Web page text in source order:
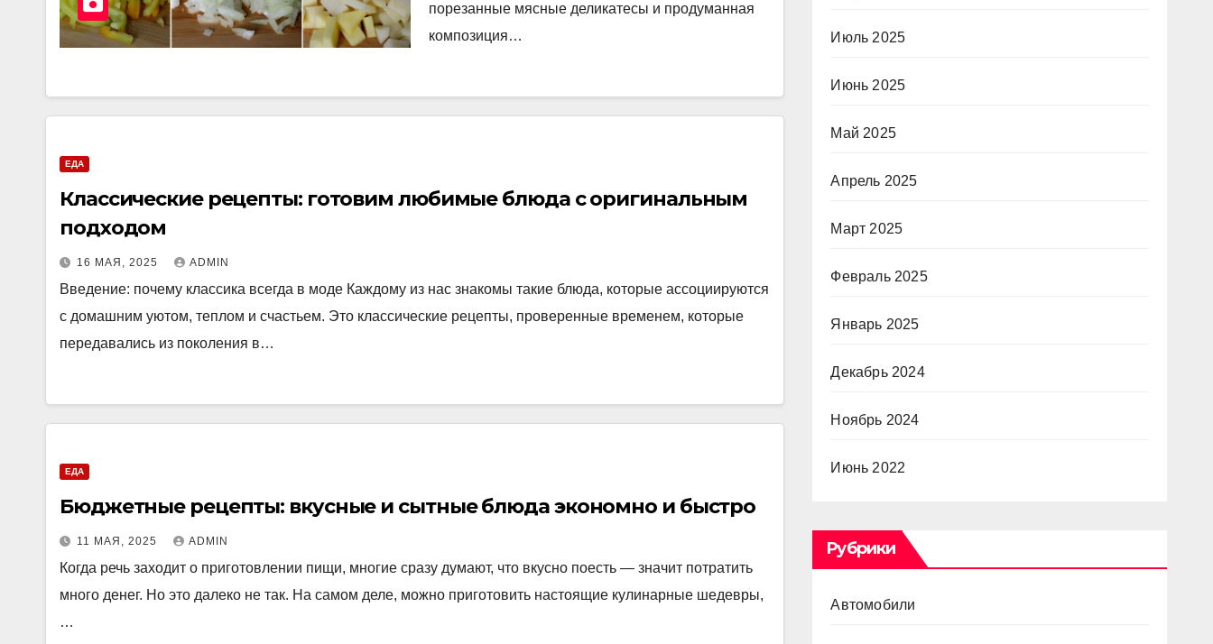
порезанные мясные деликатесы и продуманная
композиция…
ЕДА
Классические рецепты: готовим любимые блюда с оригинальным
подходом
16 МАЯ, 2025 ADMIN
Введение: почему классика всегда в моде Каждому из нас знакомы такие блюда, которые ассоциируются
с домашним уютом, теплом и счастьем. Это классические рецепты, проверенные временем, которые
передавались из поколения в…
ЕДА
Бюджетные рецепты: вкусные и сытные блюда экономно и быстро
11 МАЯ, 2025 ADMIN
Когда речь заходит о приготовлении пищи, многие сразу думают, что вкусно поесть — значит потратить
много денег. Но это далеко не так. На самом деле, можно приготовить настоящие кулинарные шедевры,
…
Июль 2025
Июнь 2025
Май 2025
Апрель 2025
Март 2025
Февраль 2025
Январь 2025
Декабрь 2024
Ноябрь 2024
Июнь 2022
Рубрики
Автомобили